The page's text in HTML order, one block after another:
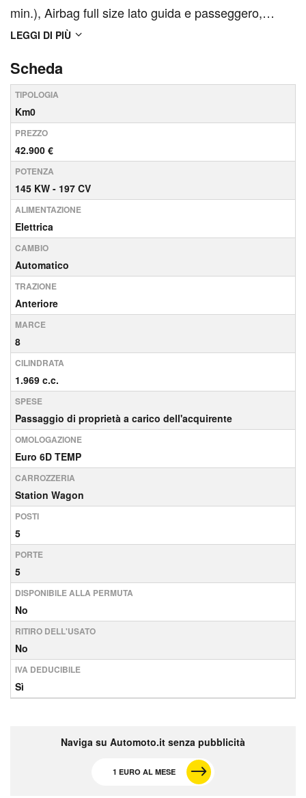
min.), Airbag full size lato guida e passeggero,
Android Auto, Apple CarPlay®, Apple CarPlay®,
Bracciolo centrale posteriore con portabicchieri,
Cam...
LEGGI DI PIÙ
Scheda
TIPOLOGIA
Km0
PREZZO
42.900 €
POTENZA
145 KW - 197 CV
ALIMENTAZIONE
Elettrica
CAMBIO
Automatico
TRAZIONE
Anteriore
MARCE
8
CILINDRATA
1.969 c.c.
SPESE
Passaggio di proprietà a carico dell'acquirente
OMOLOGAZIONE
Euro 6D TEMP
CARROZZERIA
Station Wagon
POSTI
5
PORTE
5
DISPONIBILE ALLA PERMUTA
No
RITIRO DELL'USATO
No
IVA DEDUCIBILE
Sì
Naviga su Automoto.it senza pubblicità
1 EURO AL MESE